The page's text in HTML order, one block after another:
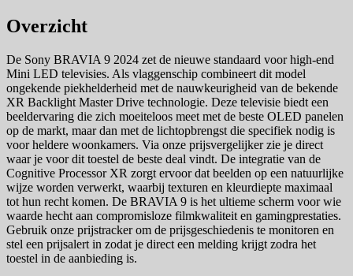
Overzicht
De Sony BRAVIA 9 2024 zet de nieuwe standaard voor high-end
Mini LED televisies. Als vlaggenschip combineert dit model
ongekende piekhelderheid met de nauwkeurigheid van de bekende
XR Backlight Master Drive technologie. Deze televisie biedt een
beeldervaring die zich moeiteloos meet met de beste OLED panelen
op de markt, maar dan met de lichtopbrengst die specifiek nodig is
voor heldere woonkamers. Via onze prijsvergelijker zie je direct
waar je voor dit toestel de beste deal vindt. De integratie van de
Cognitive Processor XR zorgt ervoor dat beelden op een natuurlijke
wijze worden verwerkt, waarbij texturen en kleurdiepte maximaal
tot hun recht komen. De BRAVIA 9 is het ultieme scherm voor wie
waarde hecht aan compromisloze filmkwaliteit en gamingprestaties.
Gebruik onze prijstracker om de prijsgeschiedenis te monitoren en
stel een prijsalert in zodat je direct een melding krijgt zodra het
toestel in de aanbieding is.